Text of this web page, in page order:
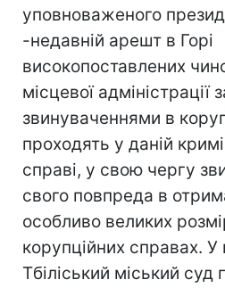
уповноваженого
-недавній арешт в Горi
високопоставлених
місцевої адміністрації
звинуваченнями в
проходять у даній
справі, у свою чергу
свого повпреда в
особливо великих
корупційних справах. У
Тбіліський міський суд